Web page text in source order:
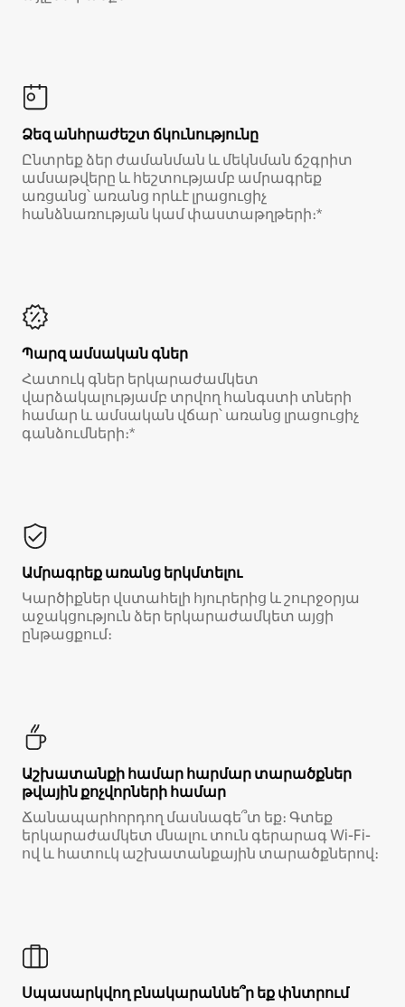
Ձեզ անհրաժեշտ ճկունությունը
Ընտրեք ձեր ժամանման և մեկնման ճշգրիտ
ամսաթվերը և հեշտությամբ ամրագրեք
առցանց՝ առանց որևէ լրացուցիչ
հանձնառության կամ փաստաթղթերի։*
Պարզ ամսական գներ
Հատուկ գներ երկարաժամկետ
վարձակալությամբ տրվող հանգստի տների
համար և ամսական վճար՝ առանց լրացուցիչ
գանձումների։*
Ամրագրեք առանց երկմտելու
Կարծիքներ վստահելի հյուրերից և շուրջօրյա
աջակցություն ձեր երկարաժամկետ այցի
ընթացքում։
Աշխատանքի համար հարմար տարածքներ
թվային քոչվորների համար
Ճանապարհորդող մասնագե՞տ եք։ Գտեք
երկարաժամկետ մնալու տուն գերարագ Wi-Fi-
ով և հատուկ աշխատանքային տարածքներով։
Սպասարկվող բնակարաննե՞ր եք փնտրում